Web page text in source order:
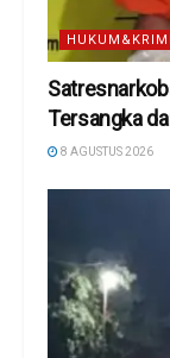
Tersangka
8 AGUSTUS 2026